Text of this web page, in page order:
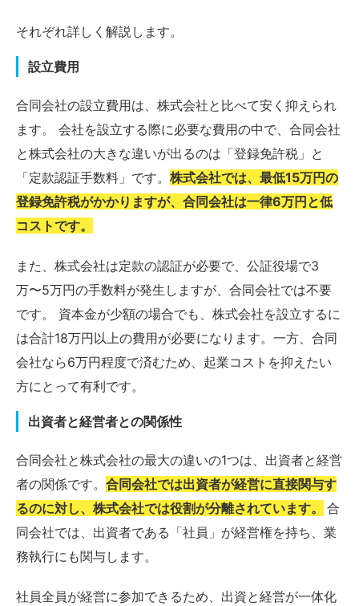
それぞれ詳しく解説します。
設立費用
合同会社の設立費用は、株式会社と比べて安く抑えられ
ます。 会社を設立する際に必要な費用の中で、合同会社
と株式会社の大きな違いが出るのは「登録免許税」と
「定款認証手数料」です。 株式会社では、最低15万円の
登録免許税がかかりますが、合同会社は一律6万円と低
コストです。
また、株式会社は定款の認証が必要で、公証役場で3
万〜5万円の手数料が発生しますが、合同会社では不要
です。 資本金が少額の場合でも、株式会社を設立するに
は合計18万円以上の費用が必要になります。一方、合同
会社なら6万円程度で済むため、起業コストを抑えたい
方にとって有利です。
出資者と経営者との関係性
合同会社と株式会社の最大の違いの1つは、出資者と経営
者の関係です。 合同会社では出資者が経営に直接関与す
るのに対し、株式会社では役割が分離されています。
合
同会社では、出資者である「社員」が経営権を持ち、業
務執行にも関与します。
社員全員が経営に参加できるため、出資と経営が一体化